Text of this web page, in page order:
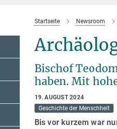
Startseite Newsroom
Bischof
haben. Mit
19. AUGUST 2024
Geschichte der Menschheit
Bis vor kurzem war